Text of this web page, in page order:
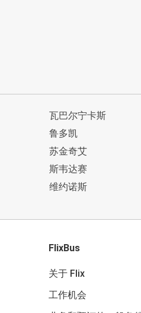
瓦巴尔宁卡斯
鲁多凯
苏金奇艾
斯韦达赛
维约诺斯
FlixBus
关于 Flix
工作机会